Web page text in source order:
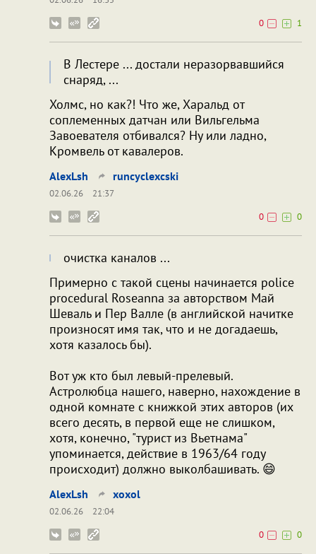
0
1
В Лестере ... достали неразорвавшийся
снаряд, ...
Холмс, но как?! Что же, Харальд от
соплеменных датчан или Вильгельма
Завоевателя отбивался? Ну или ладно,
Кромвель от кавалеров.
AlexLsh runcyclexcski
02.06.26
21:37
0
0
очистка каналов ...
Примерно с такой сцены начинается police
procedural Roseanna за авторством Май
Шеваль и Пер Валле (в английской начитке
произносят имя так, что и не догадаешь,
хотя казалось бы).
Вот уж кто был левый-прелевый.
Астролюбца нашего, наверно, нахождение в
одной комнате с книжкой этих авторов (их
всего десять, в первой еще не слишком,
хотя, конечно, "турист из Вьетнама"
упоминается, действие в 1963/64 году
происходит) должно выколбашивать. 😄
AlexLsh xoxol
02.06.26
22:04
0
0